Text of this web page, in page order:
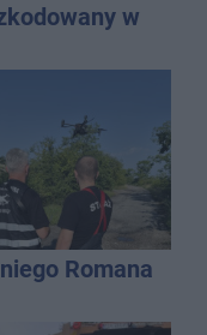
w
Romana